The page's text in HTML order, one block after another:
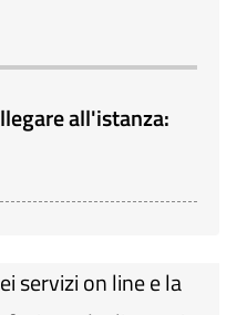
all'istanza:
servizi on line e la